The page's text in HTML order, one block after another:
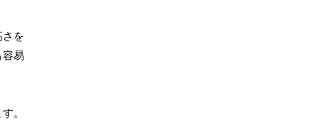
さを
容易
。